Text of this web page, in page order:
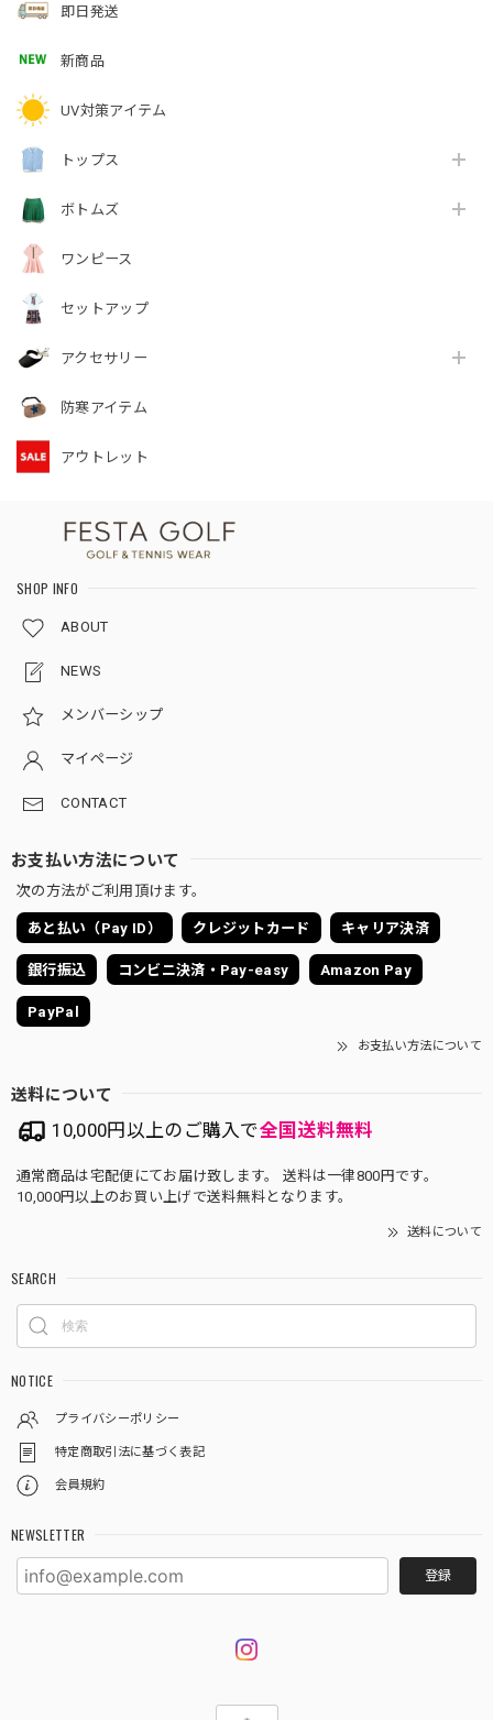
即日発送
新商品
UV対策アイテム
トップス
ボトムズ
ワンピース
セットアップ
アクセサリー
防寒アイテム
アウトレット
SHOP INFO
ABOUT
NEWS
メンバーシップ
マイページ
CONTACT
お支払い方法について
次の方法がご利用頂けます。
あと払い（Pay ID） クレジットカード キャリア決済
銀行振込 コンビニ決済・Pay-easy Amazon Pay
PayPal
お支払い方法について
送料について
10,000円以上のご購入で全国送料無料
通常商品は宅配便にてお届け致します。 送料は一律800円です。
10,000円以上のお買い上げで送料無料となります。
送料について
SEARCH
NOTICE
プライバシーポリシー
特定商取引法に基づく表記
会員規約
NEWSLETTER
登録